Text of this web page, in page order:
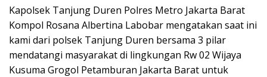
Kapolsek Tanjung Duren Polres Metro Jakarta Barat
Kompol Rosana Albertina Labobar mengatakan saat ini
kami dari polsek Tanjung Duren bersama 3 pilar
mendatangi masyarakat di lingkungan Rw 02 Wijaya
Kusuma Grogol Petamburan Jakarta Barat untuk